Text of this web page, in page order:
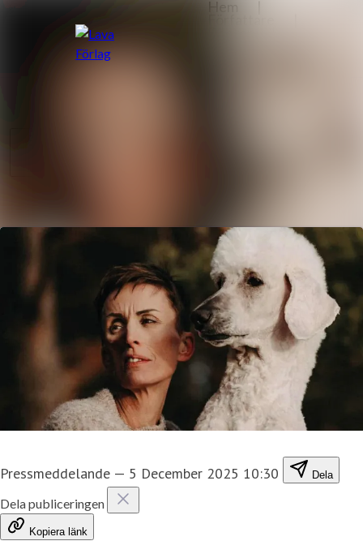
Pressmeddelande — 5 December 2025 10:30 Dela
Dela publiceringen
Kopiera länk